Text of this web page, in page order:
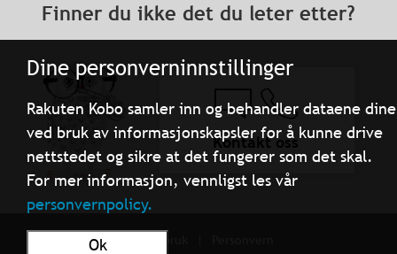
Dine personverninnstillinger
Rakuten Kobo samler inn og behandler dataene dine
ved bruk av informasjonskapsler for å kunne drive
nettstedet og sikre at det fungerer som det skal.
For mer informasjon, vennligst les vår
personvernpolicy.
Ok
Finner du ikke det du leter etter?
Kontakt oss